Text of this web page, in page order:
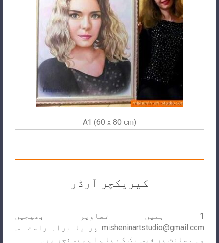
A1 (60 x 80 cm)
کیریکچر آرڈر
1 ہمیں تصاویر بھیجیں
misheninartstudio@gmail.comپر یا براہ راست اس
ویب سائٹ پر فیس بک کے پاپ اپ میسنجر پر۔